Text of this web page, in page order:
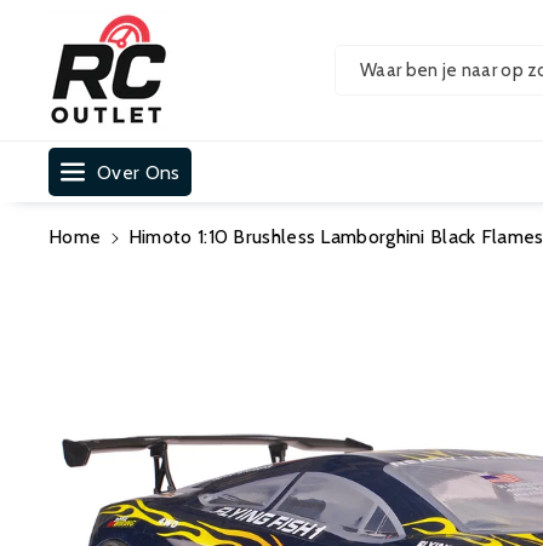
Ar De Cont
Waar ben je naar op
Over Ons
Home
Himoto 1:10 Brushless Lamborghini Black Flames